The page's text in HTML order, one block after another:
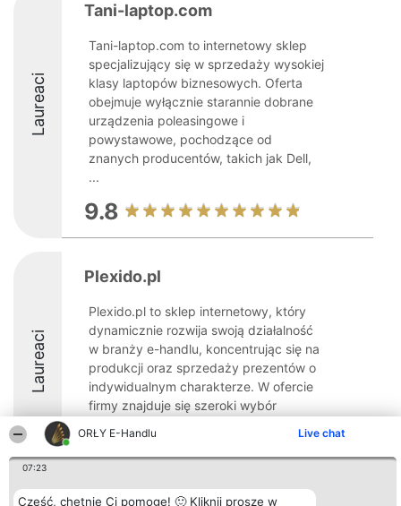
ORŁY E-Handlu Live chat
07:23
Cześć, chętnie Ci pomogę! 🙂 Kliknij proszę w
Laureaci
Tani-laptop.com
Tani-laptop.com to internetowy sklep
specjalizujący się w sprzedaży wysokiej
klasy laptopów biznesowych. Oferta
obejmuje wyłącznie starannie dobrane
urządzenia poleasingowe i
powystawowe, pochodzące od
znanych producentów, takich jak Dell,
...
9.8
Laureaci
Plexido.pl
Plexido.pl to sklep internetowy, który
dynamicznie rozwija swoją działalność
w branży e-handlu, koncentrując się na
produkcji oraz sprzedaży prezentów o
indywidualnym charakterze. W ofercie
firmy znajduje się szeroki wybór
9.2